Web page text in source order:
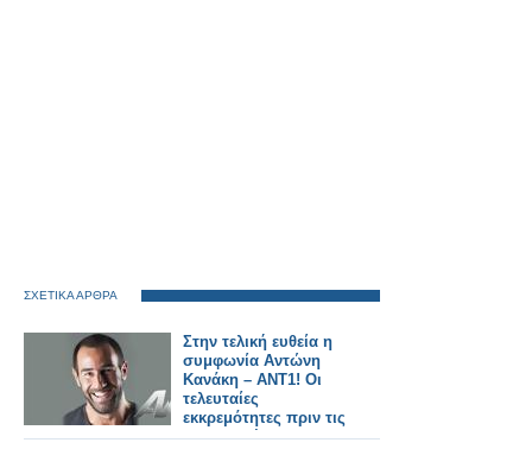
ΣΧΕΤΙΚΑ ΑΡΘΡΑ
Στην τελική ευθεία η
συμφωνία Αντώνη
Κανάκη – ΑΝΤ1! Οι
τελευταίες
εκκρεμότητες πριν τις
υπογραφές...